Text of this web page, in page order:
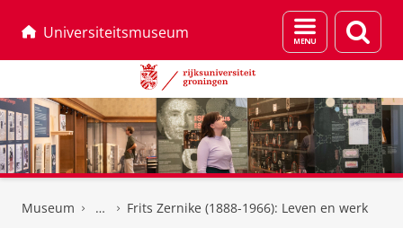
Universiteitsmuseum
Menu
en
Museum Frits Zernike (1888-1966): Leven en werk